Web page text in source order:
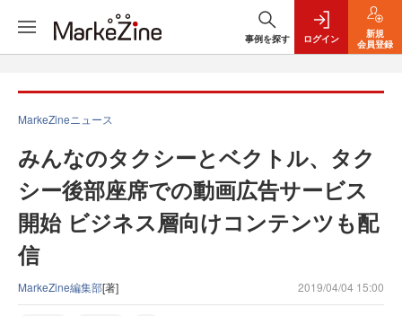
事例を探す ログイン
新規
会員登録
MarkeZineニュース
みんなのタクシーとベクトル、タク
シー後部座席での動画広告サービス
開始 ビジネス層向けコンテンツも配
信
MarkeZine編集部[著] 2019/04/04 15:00